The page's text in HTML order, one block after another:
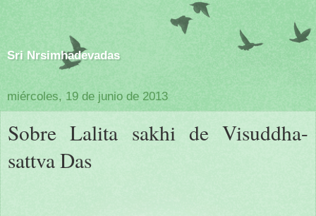
Sri Nrsimhadevadas
miércoles, 19 de junio de 2013
Sobre Lalita sakhi de Visuddha-
sattva Das